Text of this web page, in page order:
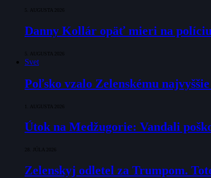
5. AUGUSTA 2026
Danny Kollár opäť mieri na
5. AUGUSTA 2026
Svet
Poľsko vzalo Zelenskému
1. AUGUSTA 2026
Útok na Medžugorie: Vandali
28. JÚLA 2026
Zelenskyj odletel za Trumpom.